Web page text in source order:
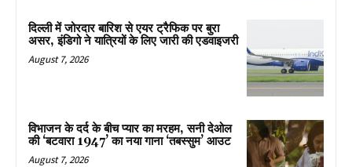
दिल्ली में जोरदार बारिश से एयर ट्रैफिक पर बुरा
असर, इंडिगो ने यात्रियों के लिए जारी की एडवाइजरी
August 7, 2026
विभाजन के दर्द के बीच प्यार का मरहम, सनी देओल
की ‘बटवारा 1947’ का नया गाना ‘तबस्सुम’ आउट
August 7, 2026